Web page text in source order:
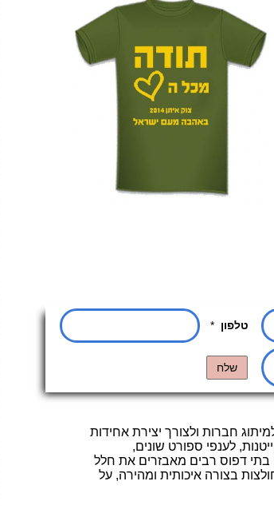
חברות ולצורך יצירת אחידות
לענפי ספורט שונים,
בתי דפוס רבים מאבזרים את חלל
בצורה איכותית ומהירה, על